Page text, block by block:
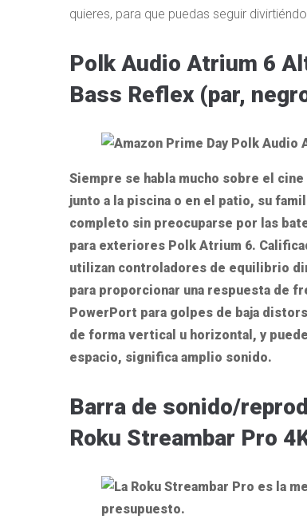
quieres, para que puedas seguir
Polk Audio Atrium 6
Bass Reflex (par,
Siempre se habla mucho sobre el
junto a la piscina o en el patio, su
completo sin preocuparse por las
para exteriores Polk Atrium 6.
utilizan controladores de equilibrio
para proporcionar una respuesta de
PowerPort para golpes de baja
de forma vertical u horizontal, y
espacio, significa amplio sonido.
Barra de sonido/
Roku Streambar Pro